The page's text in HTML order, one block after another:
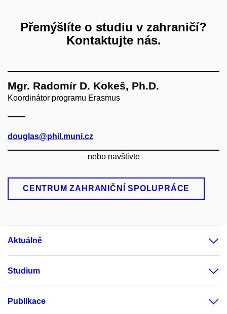
Přemýšlíte o studiu v zahraničí?
Kontaktujte nás.
Mgr. Radomír D. Kokeš, Ph.D.
Koordinátor programu Erasmus
douglas@phil.muni.cz
nebo navštivte
CENTRUM ZAHRANIČNÍ SPOLUPRÁCE
Aktuálně
Studium
Publikace